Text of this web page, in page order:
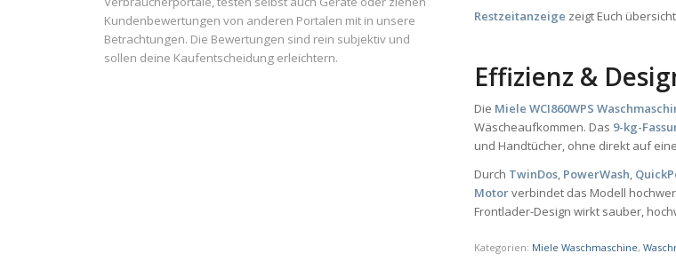
Kundenbewertungen von anderen Portalen mit in unsere
Betrachtungen. Die Bewertungen sind rein subjektiv und
sollen deine Kaufentscheidung erleichtern.
Restzeitanzeige zeigt Euch
Effizienz &
Die Miele WCI860WPS
Wäscheaufkommen. Das 9-kg-
und Handtücher, ohne direkt auf
Durch TwinDos, PowerWash,
Motorverbindet das Modell
Frontlader-Design wirkt sauber,
Kategorien: Miele Waschmaschine,